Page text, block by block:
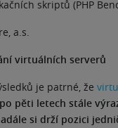
skriptů (PHP
a.s.
virtuálních serverů
je patrné, že
pěti letech stále
si drží pozici